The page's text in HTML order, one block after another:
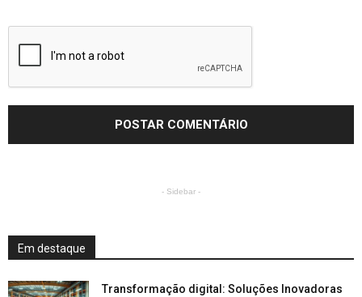
- Sidebar -
Em destaque
Transformação digital: Soluções Inovadoras